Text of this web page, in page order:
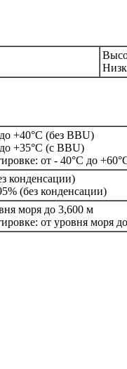
+40°C (без BBU)
+35°C (c BBU)
от - 40°С до
конденсации)
(без конденсации)
моря до 3,600 м
от уровня моря